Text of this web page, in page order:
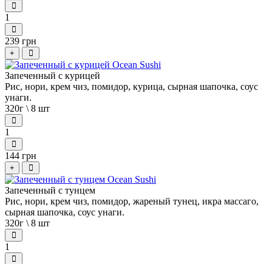
1
239 грн
+
Запеченный с курицей
Рис, нори, крем чиз, помидор, курица, сырная шапочка, соус
унаги.
320г \ 8 шт
1
144 грн
+
Запеченный с тунцем
Рис, нори, крем чиз, помидор, жареный тунец, икра массаго,
сырная шапочка, соус унаги.
320г \ 8 шт
1